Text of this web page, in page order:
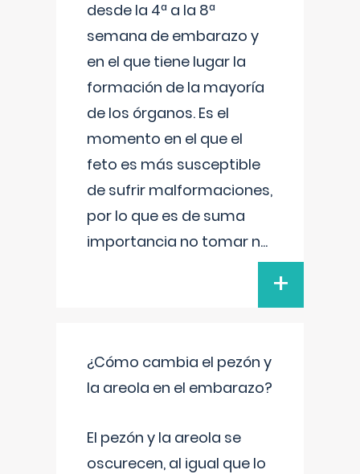
desde la 4ª a la 8ª
semana de embarazo y
en el que tiene lugar la
formación de la mayoría
de los órganos. Es el
momento en el que el
feto es más susceptible
de sufrir malformaciones,
por lo que es de suma
importancia no tomar n...
+
¿Cómo cambia el pezón y
la areola en el embarazo?
El pezón y la areola se
oscurecen, al igual que lo